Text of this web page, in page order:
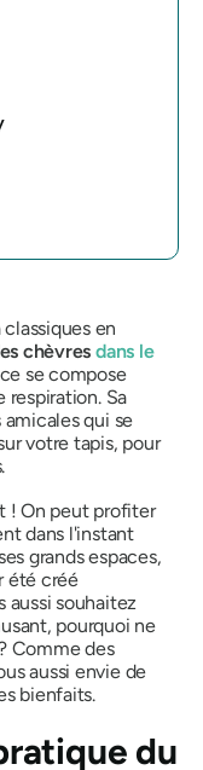
en
chèvres dans le
se compose
Sa
qui se
votre tapis, pour
! On peut profiter
dans l'instant
grands espaces,
été créé
aussi souhaitez
pourquoi ne
Comme des
aussi envie de
bienfaits.
du